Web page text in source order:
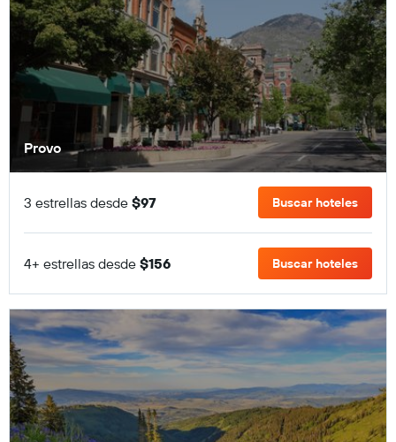
Provo
3 estrellas desde $97 Buscar hoteles
4+ estrellas desde $156 Buscar hoteles